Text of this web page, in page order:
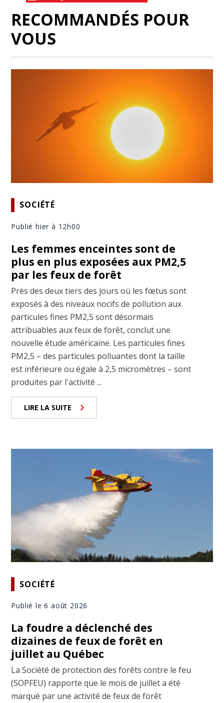
RECOMMANDÉS POUR
VOUS
SOCIÉTÉ
Publié hier à 12h00
Les femmes enceintes sont de
plus en plus exposées aux PM2,5
par les feux de forêt
Près des deux tiers des jours où les fœtus sont
exposés à des niveaux nocifs de pollution aux
particules fines PM2,5 sont désormais
attribuables aux feux de forêt, conclut une
nouvelle étude américaine. Les particules fines
PM2,5 – des particules polluantes dont la taille
est inférieure ou égale à 2,5 micromètres – sont
produites par l'activité ...
LIRE LA SUITE
SOCIÉTÉ
Publié le 6 août 2026
La foudre a déclenché des
dizaines de feux de forêt en
juillet au Québec
La Société de protection des forêts contre le feu
(SOPFEU) rapporte que le mois de juillet a été
marqué par une activité de feux de forêt